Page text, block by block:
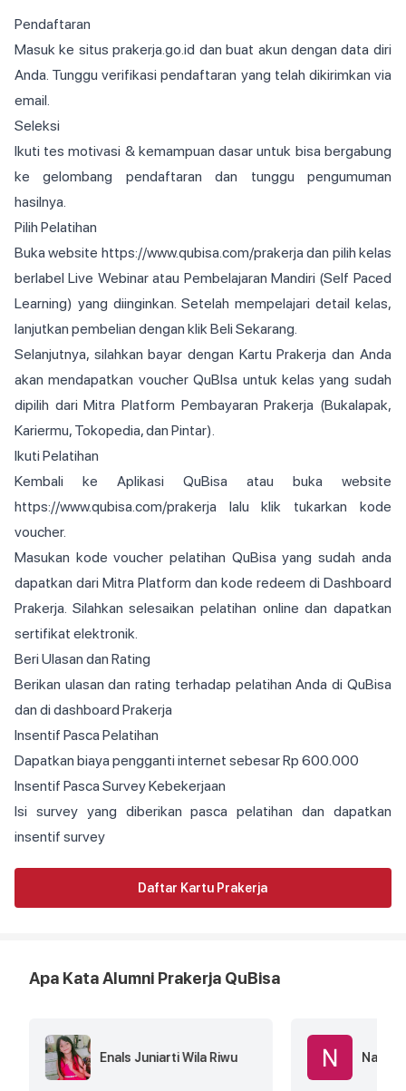
Pendaftaran
Masuk ke situs prakerja.go.id dan buat akun dengan data diri
Anda. Tunggu verifikasi pendaftaran yang telah dikirimkan via
email.
Seleksi
Ikuti tes motivasi & kemampuan dasar untuk bisa bergabung
ke gelombang pendaftaran dan tunggu pengumuman
hasilnya.
Pilih Pelatihan
Buka website https://www.qubisa.com/prakerja dan pilih kelas
berlabel Live Webinar atau Pembelajaran Mandiri (Self Paced
Learning) yang diinginkan. Setelah mempelajari detail kelas,
lanjutkan pembelian dengan klik Beli Sekarang.
Selanjutnya, silahkan bayar dengan Kartu Prakerja dan Anda
akan mendapatkan voucher QuBIsa untuk kelas yang sudah
dipilih dari Mitra Platform Pembayaran Prakerja (Bukalapak,
Kariermu, Tokopedia, dan Pintar).
Ikuti Pelatihan
Kembali ke Aplikasi QuBisa atau buka website
https://www.qubisa.com/prakerja lalu klik tukarkan kode
voucher.
Masukan kode voucher pelatihan QuBisa yang sudah anda
dapatkan dari Mitra Platform dan kode redeem di Dashboard
Prakerja. Silahkan selesaikan pelatihan online dan dapatkan
sertifikat elektronik.
Beri Ulasan dan Rating
Berikan ulasan dan rating terhadap pelatihan Anda di QuBisa
dan di dashboard Prakerja
Insentif Pasca Pelatihan
Dapatkan biaya pengganti internet sebesar Rp 600.000
Insentif Pasca Survey Kebekerjaan
Isi survey yang diberikan pasca pelatihan dan dapatkan
insentif survey
Daftar Kartu Prakerja
Apa Kata Alumni Prakerja QuBisa
Enals Juniarti Wila Riwu Nadira